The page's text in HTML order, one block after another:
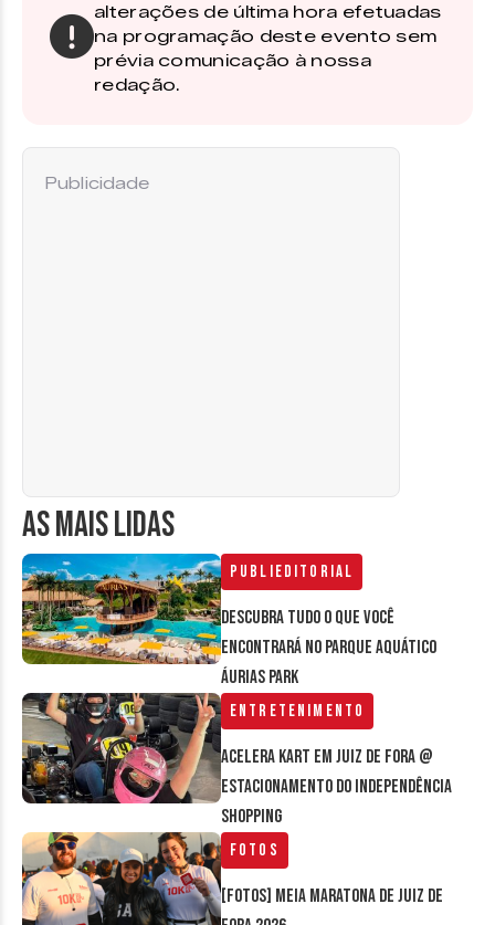
alterações de última hora efetuadas
na programação deste evento sem
prévia comunicação à nossa
redação.
AS MAIS LIDAS
Publieditorial
Descubra tudo o que você
encontrará no parque aquático
Áurias Park
Entretenimento
Acelera Kart em Juiz de Fora @
estacionamento do Independência
Shopping
Fotos
[FOTOS] Meia Maratona de Juiz de
Publicidade